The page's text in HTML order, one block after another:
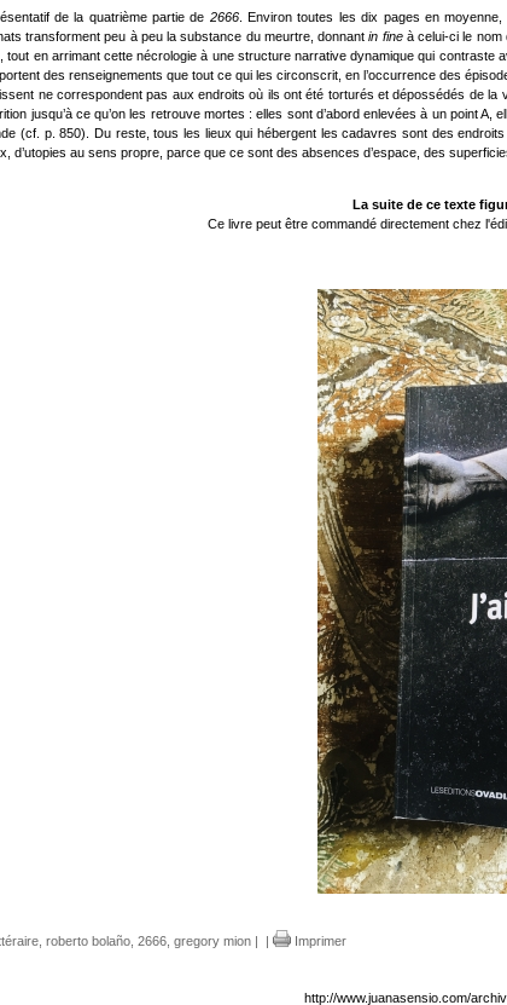
de la quatrième partie de 2666. Environ toutes les dix pages en
transforment peu à peu la substance du meurtre, donnantin fineà celui-ci le nom
en arrimant cette nécrologie à une structure narrative dynamique qui
des renseignements que tout ce qui les circonscrit, en l’occurrence des
ne correspondent pas aux endroits où ils ont été torturés et dépossédés de
jusqu’à ce qu’on les retrouve mortes : elles sont d’abord enlevées à un point
(cf. p. 850). Du reste, tous les lieux qui hébergent les cadavres sont des
d’utopies au sens propre, parce que ce sont des absences d’espace, des
La suite de ce texte
Ce livre peut être commandé directement chez
roberto bolaño 2666 gregory mion | | Imprimer
http://www.juanasensio.com/